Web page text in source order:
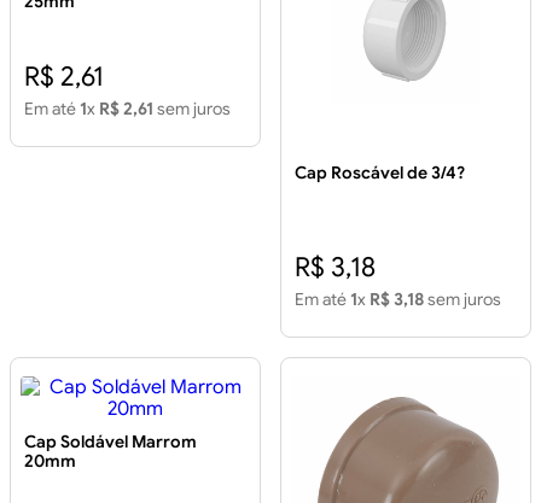
R$ 2,61
Em até 1x R$ 2,61 sem juros
Cap Roscável de 3/4?
R$ 3,18
Em até 1x R$ 3,18sem juros
Cap Soldável Marrom
20mm